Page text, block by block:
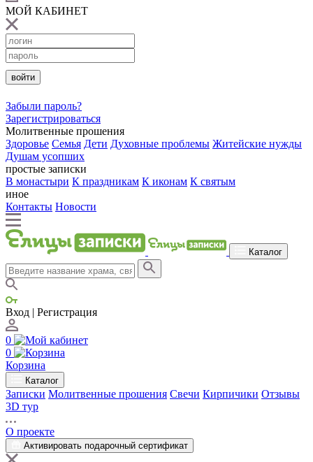
МОЙ КАБИНЕТ
войти
Забыли пароль?
Зарегистрироваться
Молитвенные прошения
Здоровье Семья Дети Духовные проблемы Житейские нужды
Душам усопших
простые записки
В монастыри К праздникам К иконам К святым
иное
Контакты Новости
Каталог
Вход | Регистрация
0
0
Корзина
Каталог
Записки Молитвенные прошения Свечи Кирпичики Отзывы
3D тур
О проекте
Активировать подарочный сертификат